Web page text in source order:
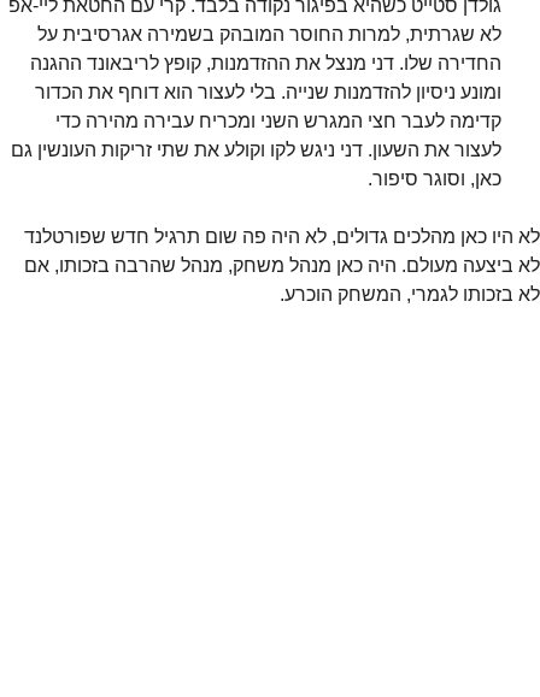
גולדן סטייט כשהיא בפיגור נקודה בלבד. קרי עם החטאת ליי-אפ
לא שגרתית, למרות החוסר המובהק בשמירה אגרסיבית על
החדירה שלו. דני מנצל את ההזדמנות, קופץ לריבאונד ההגנה
ומונע ניסיון להזדמנות שנייה. בלי לעצור הוא דוחף את הכדור
קדימה לעבר חצי המגרש השני ומכריח עבירה מהירה כדי
לעצור את השעון. דני ניגש לקו וקולע את שתי זריקות העונשין גם
כאן, וסוגר סיפור.
לא היו כאן מהלכים גדולים, לא היה פה שום תרגיל חדש שפורטלנד
לא ביצעה מעולם. היה כאן מנהל משחק, מנהל שהרבה בזכותו, אם
לא בזכותו לגמרי, המשחק הוכרע.